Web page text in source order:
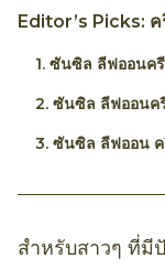
Editor’s Picks:
1. ซันซิล ลีฟออนค
2. ซันซิล ลีฟออนค
3. ซันซิล ลีฟออน ค
สำหรับสาวๆ ที่